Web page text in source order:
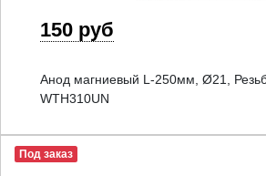
150 руб
Анод магниевый L-250мм, Ø21,
WTH310UN
Под заказ